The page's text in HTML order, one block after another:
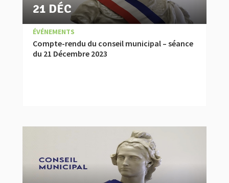
Compte-rendu du conseil municipal – séance
du 21 Décembre 2023
21 DÉC
|
COMPTES RENDUS
ÉVÉNEMENTS